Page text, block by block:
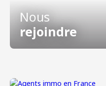
Nous
rejoindre